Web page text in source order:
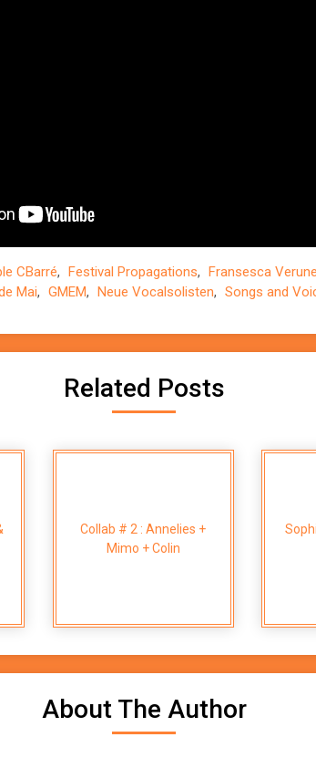
CBarré, Festival Propagations, Fransesca
Mai, GMEM, Neue Vocalsolisten, Songs and
Related Posts
Collab # 2 : Annelies +
Mimo + Colin
About The Author